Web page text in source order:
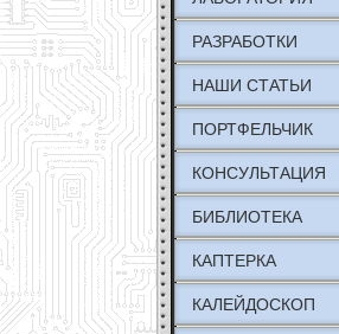
РАЗРАБОТКИ
НАШИ СТАТЬИ
ПОРТФЕЛЬЧИК
КОНСУЛЬТАЦИЯ
БИБЛИОТЕКА
КАПТЕРКА
КАЛЕЙДОСКОП